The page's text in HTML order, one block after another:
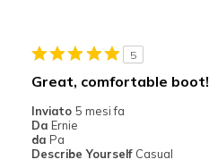
View On Shoes
5
Great, comfortable boot!
Inviato 5 mesi fa
Da Ernie
da Pa
Describe Yourself Casual